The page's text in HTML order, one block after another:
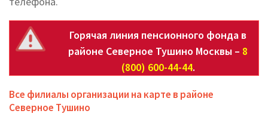
Горячая линия пенсионного фонда в
районе Северное Тушино Москвы – 8
(800) 600-44-44.
Все филиалы организации на карте в районе
Северное Тушино